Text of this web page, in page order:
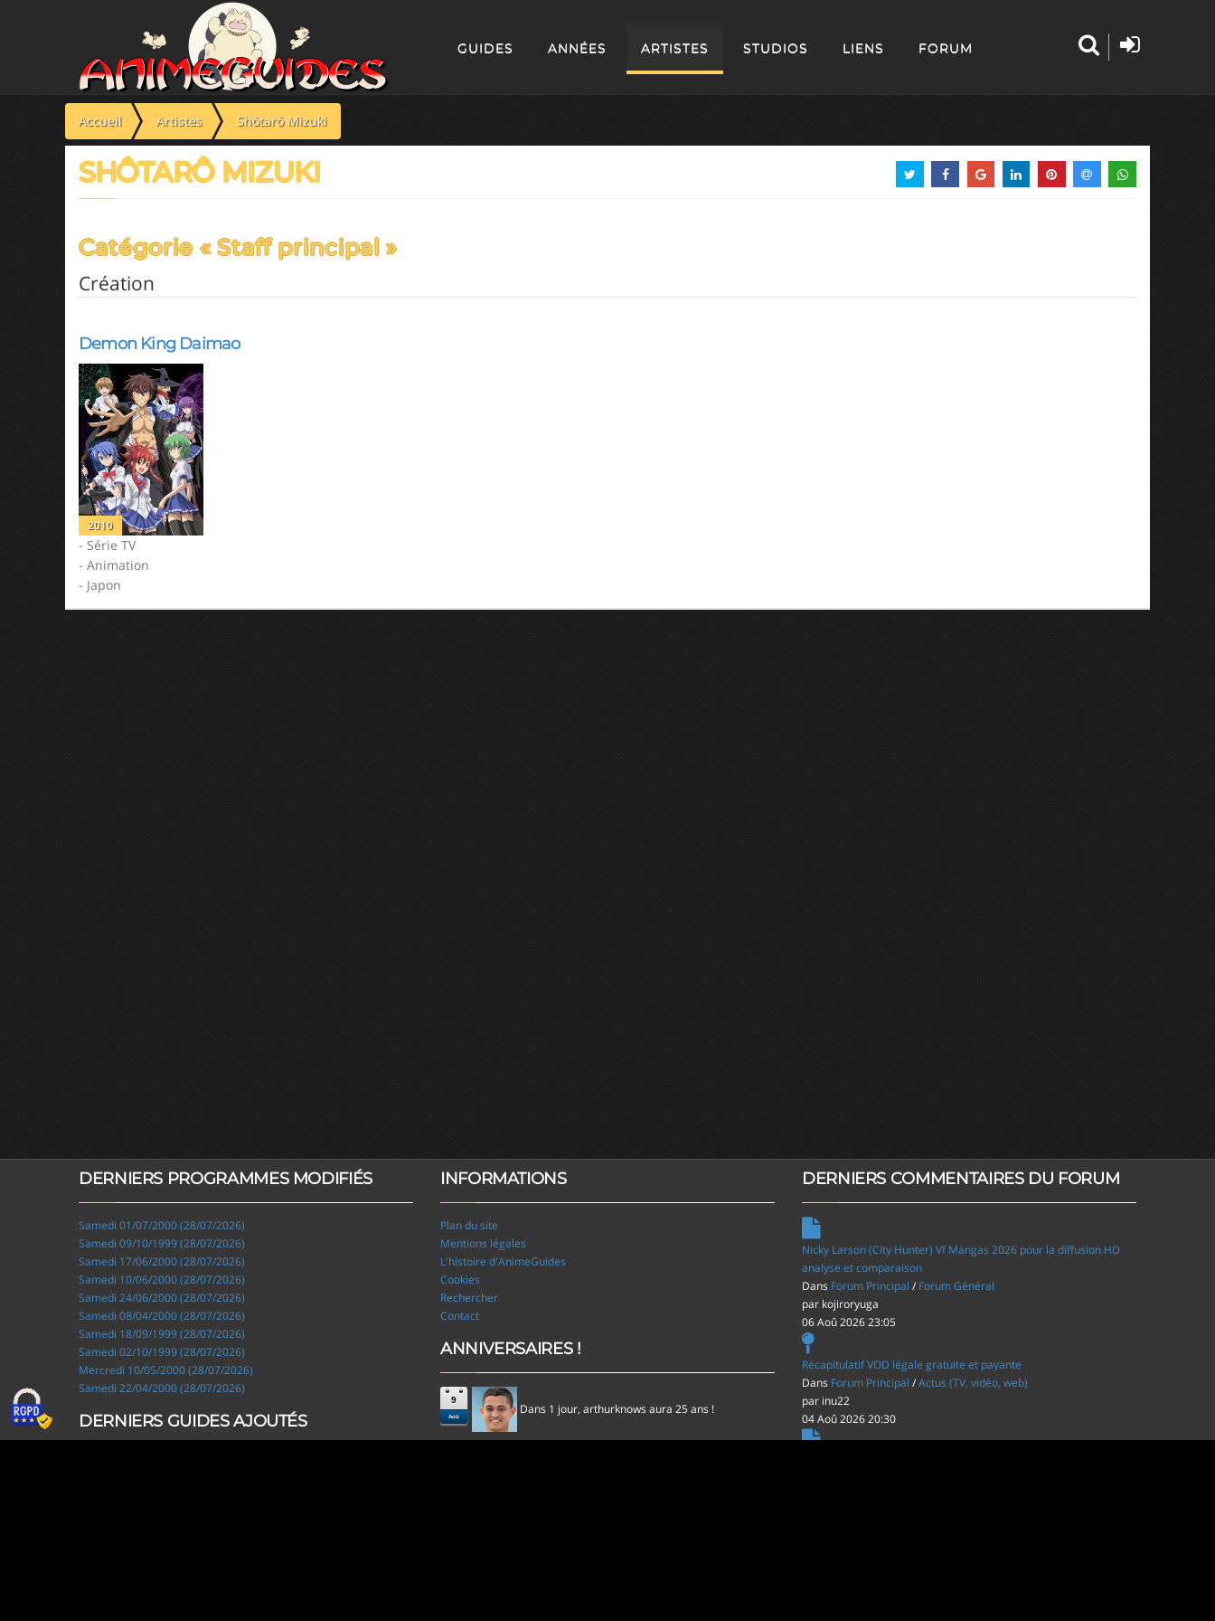
GUIDES ANNÉES ARTISTES STUDIOS LIENS FORUM
Accueil Artistes Shôtarô Mizuki
SHÔTARÔ MIZUKI
Catégorie « Staff principal »
Création
Demon King Daimao
2010
- Série TV
- Animation
- Japon
DERNIERS PROGRAMMES MODIFIÉS
Samedi 01/07/2000 (28/07/2026)
Samedi 09/10/1999 (28/07/2026)
Samedi 17/06/2000 (28/07/2026)
Samedi 10/06/2000 (28/07/2026)
Samedi 24/06/2000 (28/07/2026)
Samedi 08/04/2000 (28/07/2026)
Samedi 18/09/1999 (28/07/2026)
Samedi 02/10/1999 (28/07/2026)
Mercredi 10/05/2000 (28/07/2026)
Samedi 22/04/2000 (28/07/2026)
DERNIERS GUIDES AJOUTÉS
INFORMATIONS
Plan du site
Mentions légales
L'histoire d'AnimeGuides
Cookies
Rechercher
Contact
ANNIVERSAIRES !
9
Aoû
Dans 1 jour, arthurknows aura 25 ans !
DERNIERS COMMENTAIRES DU FORUM
Nicky Larson (City Hunter) Vf Mangas 2026 pour la diffusion HD
analyse et comparaison
Dans Forum Principal / Forum Général
par kojiroryuga
06 Aoû 2026 23:05
Récapitulatif VOD légale gratuite et payante
Dans Forum Principal /Actus (TV, vidéo, web)
par inu22
04 Aoû 2026 20:30